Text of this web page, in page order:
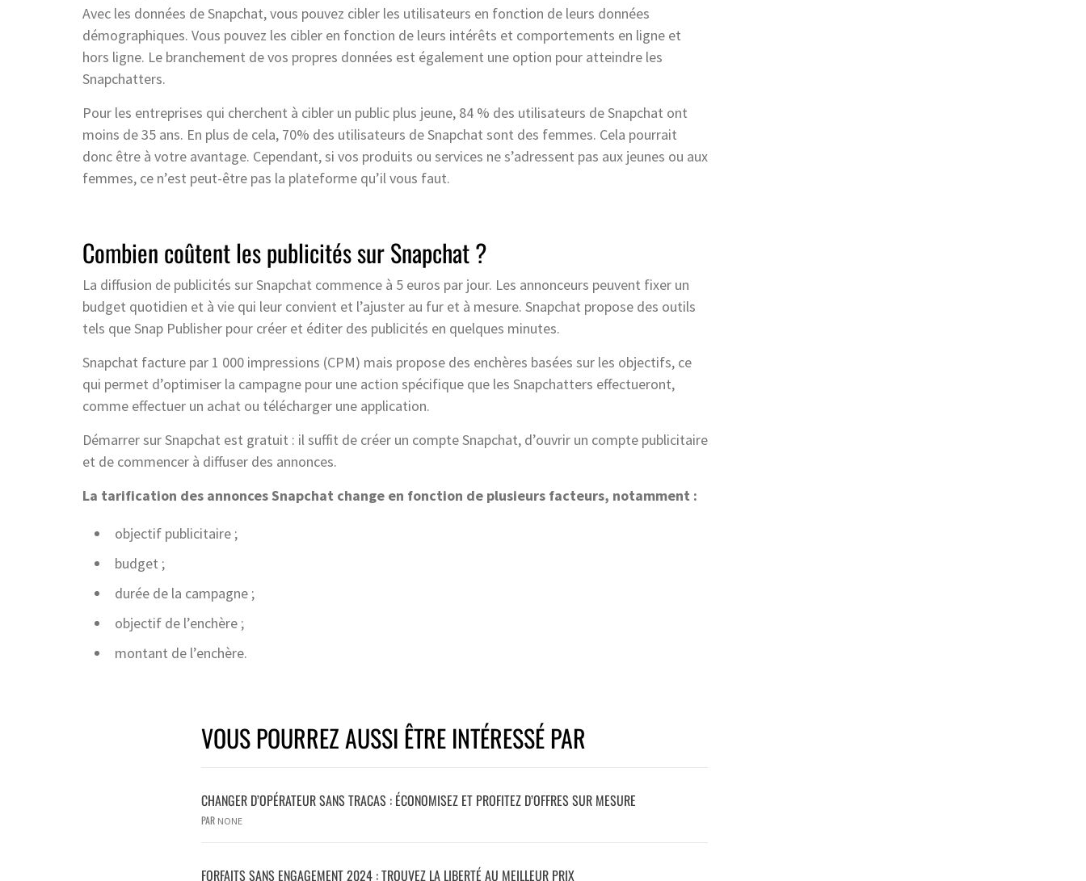
Avec les données de Snapchat, vous pouvez cibler les utilisateurs en fonction de leurs données
démographiques. Vous pouvez les cibler en fonction de leurs intérêts et comportements en ligne et
hors ligne. Le branchement de vos propres données est également une option pour atteindre les
Snapchatters.
Pour les entreprises qui cherchent à cibler un public plus jeune, 84 % des utilisateurs de Snapchat ont
moins de 35 ans. En plus de cela, 70% des utilisateurs de Snapchat sont des femmes. Cela pourrait
donc être à votre avantage. Cependant, si vos produits ou services ne s’adressent pas aux jeunes ou aux
femmes, ce n’est peut-être pas la plateforme qu’il vous faut.
Combien coûtent les publicités sur Snapchat ?
La diffusion de publicités sur Snapchat commence à 5 euros par jour. Les annonceurs peuvent fixer un
budget quotidien et à vie qui leur convient et l’ajuster au fur et à mesure. Snapchat propose des outils
tels que Snap Publisher pour créer et éditer des publicités en quelques minutes.
Snapchat facture par 1 000 impressions (CPM) mais propose des enchères basées sur les objectifs, ce
qui permet d’optimiser la campagne pour une action spécifique que les Snapchatters effectueront,
comme effectuer un achat ou télécharger une application.
Démarrer sur Snapchat est gratuit : il suffit de créer un compte Snapchat, d’ouvrir un compte publicitaire
et de commencer à diffuser des annonces.
La tarification des annonces Snapchat change en fonction de plusieurs facteurs, notamment :
objectif publicitaire ;
budget ;
durée de la campagne ;
objectif de l’enchère ;
montant de l’enchère.
VOUS POURREZ AUSSI ÊTRE INTÉRESSÉ PAR
CHANGER D’OPÉRATEUR SANS TRACAS : ÉCONOMISEZ ET PROFITEZ D’OFFRES SUR MESURE
PAR NONE
FORFAITS SANS ENGAGEMENT 2024 : TROUVEZ LA LIBERTÉ AU MEILLEUR PRIX